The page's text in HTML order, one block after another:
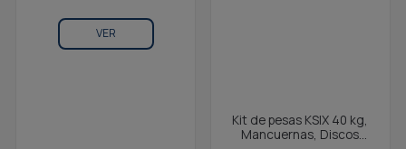
VER
Kit de pesas KSIX 40 kg,
Mancuernas, Discos